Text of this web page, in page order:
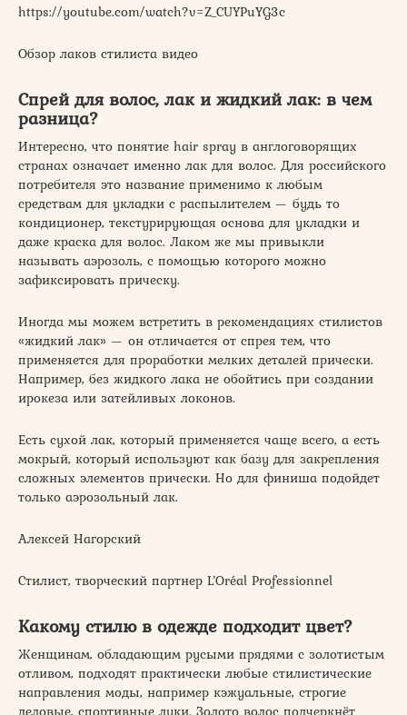
https://youtube.com/watch?v=Z_CUYPuYG3c
Обзор лаков стилиста видео
Спрей для волос, лак и жидкий лак: в чем
разница?
Интересно, что понятие hair spray в англоговорящих
странах означает именно лак для волос. Для российского
потребителя это название применимо к любым
средствам для укладки с распылителем — будь то
кондиционер, текстурирующая основа для укладки и
даже краска для волос. Лаком же мы привыкли
называть аэрозоль, с помощью которого можно
зафиксировать прическу.
Иногда мы можем встретить в рекомендациях стилистов
«жидкий лак» — он отличается от спрея тем, что
применяется для проработки мелких деталей прически.
Например, без жидкого лака не обойтись при создании
ирокеза или затейливых локонов.
Есть сухой лак, который применяется чаще всего, а есть
мокрый, который используют как базу для закрепления
сложных элементов прически. Но для финиша подойдет
только аэрозольный лак.
Алексей Нагорский
Стилист, творческий партнер L’Oréal Professionnel
Какому стилю в одежде подходит цвет?
Женщинам, обладающим русыми прядями с золотистым
отливом, подходят практически любые стилистические
направления моды, например кэжуальные, строгие